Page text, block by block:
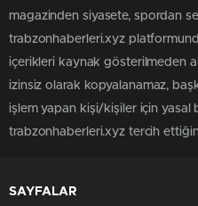
magazinden siyasete, spordan
trabzonhaberleri.xyz
içerikleri kaynak gösterilmeden
izinsiz olarak kopyalanamaz,
işlem yapan kişi/kişiler için yasal
trabzonhaberleri.xyz tercih
SAYFALAR